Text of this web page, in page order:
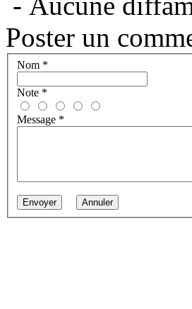
Poster un
Nom *
Note *
Message *